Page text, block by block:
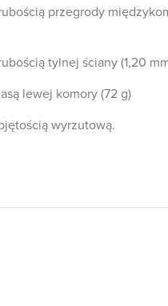
przegrody
tylnej ściany (1,20
lewej komory (72 g)
wyrzutową.